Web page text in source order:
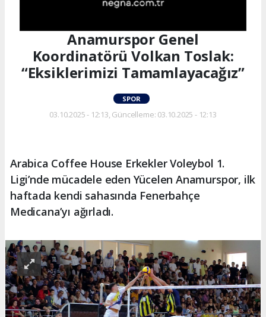
Anamurspor Genel
Koordinatörü Volkan Toslak:
“Eksiklerimizi Tamamlayacağız”
SPOR
03.10.2025 - 12:13, Güncelleme: 03.10.2025 - 12:13
Arabica Coffee House Erkekler Voleybol 1.
Ligi’nde mücadele eden Yücelen Anamurspor, ilk
haftada kendi sahasında Fenerbahçe
Medicana’yı ağırladı.